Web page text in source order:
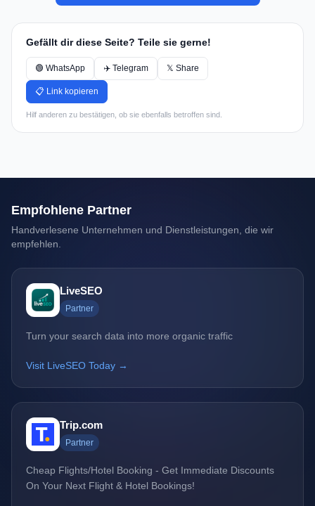
Gefällt dir diese Seite? Teile sie gerne!
🟢 WhatsApp ✈️ Telegram 𝕏 Share
📋 Link kopieren
Hilf anderen zu bestätigen, ob sie ebenfalls betroffen sind.
Empfohlene Partner
Handverlesene Unternehmen und Dienstleistungen, die wir
empfehlen.
LiveSEO
Partner
Turn your search data into more organic traffic
Visit LiveSEO Today →
Trip.com
Partner
Cheap Flights/Hotel Booking - Get Immediate Discounts
On Your Next Flight & Hotel Bookings!